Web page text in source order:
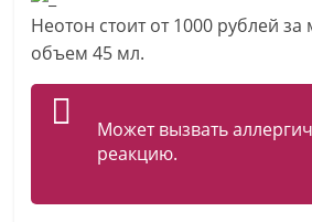
Неотон стоит от 1000 рублей
объем 45 мл.
Может вызвать
реакцию.